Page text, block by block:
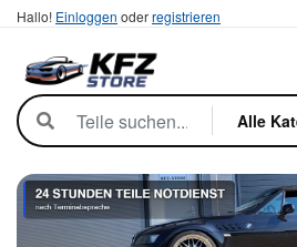
Hallo! Einloggen oderregistrieren